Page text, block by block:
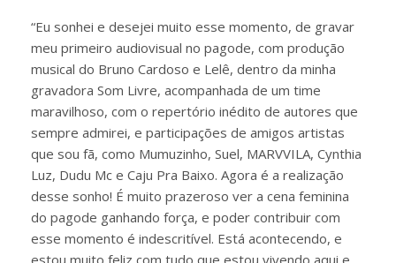
“Eu sonhei e desejei muito esse momento, de gravar
meu primeiro audiovisual no pagode, com produção
musical do Bruno Cardoso e Lelê, dentro da minha
gravadora Som Livre, acompanhada de um time
maravilhoso, com o repertório inédito de autores que
sempre admirei, e participações de amigos artistas
que sou fã, como Mumuzinho, Suel, MARVVILA, Cynthia
Luz, Dudu Mc e Caju Pra Baixo. Agora é a realização
desse sonho! É muito prazeroso ver a cena feminina
do pagode ganhando força, e poder contribuir com
esse momento é indescritível. Está acontecendo, e
estou muito feliz com tudo que estou vivendo aqui e